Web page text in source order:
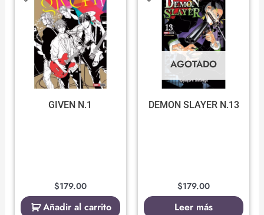
GIVEN N.1
$179.00
Añadir al carrito
AGOTADO
DEMON SLAYER N.13
$179.00
Leer más